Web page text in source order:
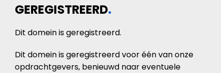
GEREGISTREERD.
Dit domein is geregistreerd.
Dit domein is geregistreerd voor één van onze
opdrachtgevers, benieuwd naar eventuele